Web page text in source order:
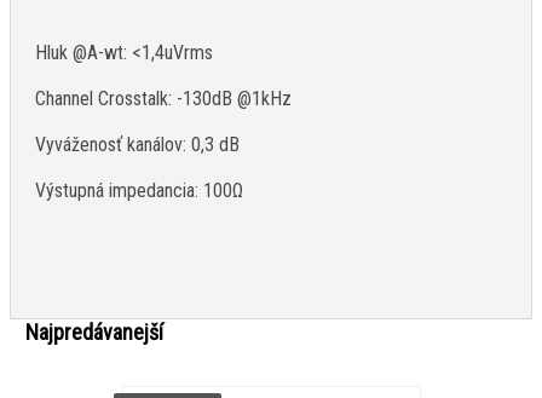
Hluk @A-wt: <1,4uVrms
Channel Crosstalk: -130dB @1kHz
Vyváženosť kanálov: 0,3 dB
Výstupná impedancia: 100Ω
Najpredávanejší